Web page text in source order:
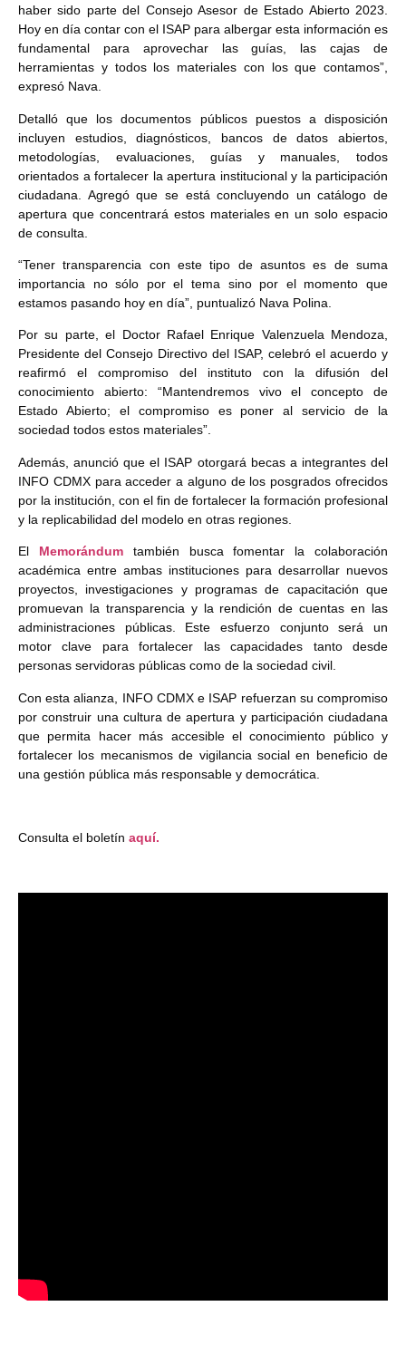
haber sido parte del Consejo Asesor de Estado Abierto 2023.
Hoy en día contar con el ISAP para albergar esta información es
fundamental para aprovechar las guías, las cajas de
herramientas y todos los materiales con los que contamos”,
expresó Nava.
Detalló que los documentos públicos puestos a disposición
incluyen estudios, diagnósticos, bancos de datos abiertos,
metodologías, evaluaciones, guías y manuales, todos
orientados a fortalecer la apertura institucional y la participación
ciudadana. Agregó que se está concluyendo un catálogo de
apertura que concentrará estos materiales en un solo espacio
de consulta.
“Tener transparencia con este tipo de asuntos es de suma
importancia no sólo por el tema sino por el momento que
estamos pasando hoy en día”, puntualizó Nava Polina.
Por su parte, el Doctor Rafael Enrique Valenzuela Mendoza,
Presidente del Consejo Directivo del ISAP, celebró el acuerdo y
reafirmó el compromiso del instituto con la difusión del
conocimiento abierto: “Mantendremos vivo el concepto de
Estado Abierto; el compromiso es poner al servicio de la
sociedad todos estos materiales”.
Además, anunció que el ISAP otorgará becas a integrantes del
INFO CDMX para acceder a alguno de los posgrados ofrecidos
por la institución, con el fin de fortalecer la formación profesional
y la replicabilidad del modelo en otras regiones.
El Memorándumtambién busca fomentar la colaboración
académica entre ambas instituciones para desarrollar nuevos
proyectos, investigaciones y programas de capacitación que
promuevan la transparencia y la rendición de cuentas en las
administraciones públicas. Este esfuerzo conjunto será un
motor clave para fortalecer las capacidades tanto desde
personas servidoras públicas como de la sociedad civil.
Con esta alianza, INFO CDMX e ISAP refuerzan su compromiso
por construir una cultura de apertura y participación ciudadana
que permita hacer más accesible el conocimiento público y
fortalecer los mecanismos de vigilancia social en beneficio de
una gestión pública más responsable y democrática.
Consulta el boletín aquí.